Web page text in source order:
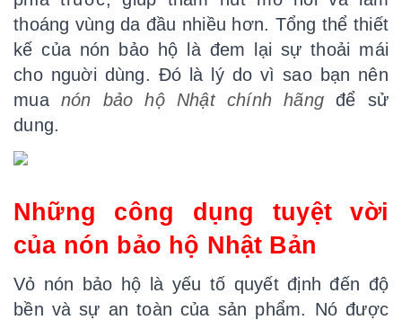
thoáng vùng da đầu nhiều hơn. Tổng thể thiết
kế của nón bảo hộ là đem lại sự thoải mái
cho nguời dùng. Đó là lý do vì sao bạn nên
mua nón bảo hộ Nhật chính hãng để sử
dung.
Những công dụng tuyệt vời
của nón bảo hộ N hật Bản
Vỏ nón bảo hộ là yếu tố quyết định đến độ
bền và sự an toàn của sản phẩm. Nó được